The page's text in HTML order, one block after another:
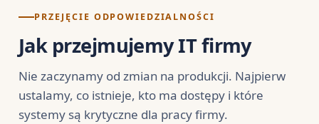
PRZEJĘCIE ODPOWIEDZIALNOŚCI
Jak przejmujemy IT firmy
Nie zaczynamy od zmian na produkcji. Najpierw
ustalamy, co istnieje, kto ma dostępy i które
systemy są krytyczne dla pracy firmy.